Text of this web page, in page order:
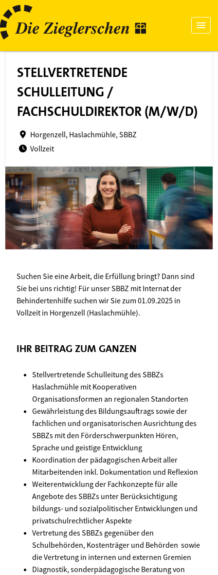
STELLVERTRETENDE
SCHULLEITUNG /
FACHSCHULDIREKTOR (M/W/D)
Horgenzell, Haslachmühle, SBBZ
Vollzeit
Suchen Sie eine Arbeit, die Erfüllung bringt? Dann sind
Sie bei uns richtig! Für unser SBBZ mit Internat der
Behindertenhilfe suchen wir Sie zum 01.09.2025 in
Vollzeit in Horgenzell (Haslachmühle).
IHR BEITRAG ZUM GANZEN
Stellvertretende Schulleitung des SBBZs
Haslachmühle mit Kooperativen
Organisationsformen an regionalen Standorten
Gewährleistung des Bildungsauftrags sowie der
fachlichen und organisatorischen Ausrichtung des
SBBZs mit den Förderschwerpunkten Hören,
Sprache und geistige Entwicklung
Koordination der pädagogischen Arbeit aller
Mitarbeitenden inkl. Dokumentation und Reflexion
Weiterentwicklung der Fachkonzepte für alle
Angebote des SBBZs unter Berücksichtigung
bildungs- und sozialpolitischer Entwicklungen und
privatschulrechtlicher Aspekte
Vertretung des SBBZs gegenüber den
Schulbehörden, Kostenträger und Behörden sowie
die Vertretung in internen und externen Gremien
Diagnostik, sonderpädagogische Beratung von